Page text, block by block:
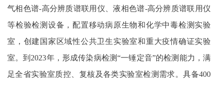
气相色谱-高分辨质谱联用仪、液相色谱-高分辨质谱联用仪
等检验检测设备，配置移动病原生物和化学中毒检测实验
室，创建国家区域性公共卫生实验室和重大疫情确证实验
室。到2023年，形成传染病检测“一锤定音”的检测能力，满
足全省实验室质控、复核及各类实验室检测需求。具备400